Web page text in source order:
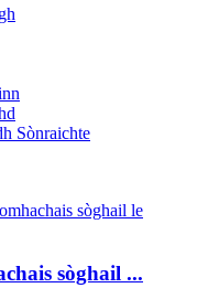
Sònraichte
sòghail ...